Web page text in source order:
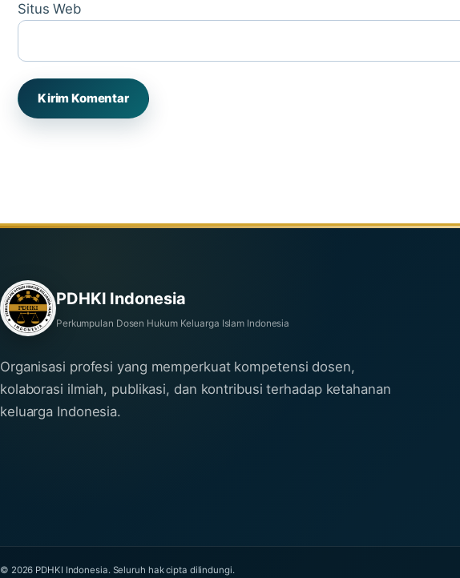
Situs Web
PDHKI Indonesia
Perkumpulan Dosen Hukum Keluarga Islam Indonesia
Organisasi profesi yang memperkuat kompetensi dosen,
kolaborasi ilmiah, publikasi, dan kontribusi terhadap ketahanan
keluarga Indonesia.
© 2026 PDHKI Indonesia. Seluruh hak cipta dilindungi.